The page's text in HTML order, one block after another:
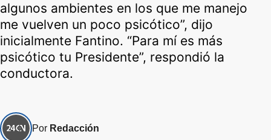
algunos ambientes en los que me manejo
me vuelven un poco psicótico”, dijo
inicialmente Fantino. “Para mí es más
psicótico tu Presidente”, respondió la
conductora.
Por Redacción